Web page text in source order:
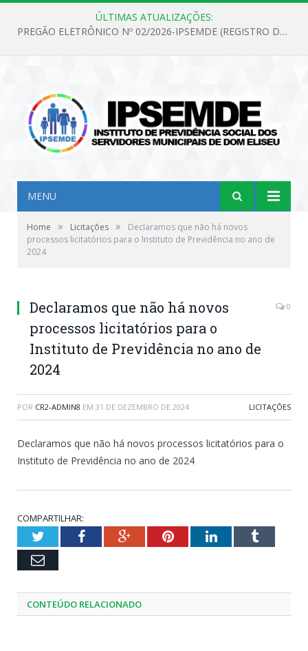
ÚLTIMAS ATUALIZAÇÕES:
PREGÃO ELETRÔNICO Nº 02/2026-IPSEMDE (REGISTRO DE PREÇOS PARA FUTURA E EVENTUAL AQUISIÇÃO DE MATERIAL DE LIMPEZA E GÊNEROS ALIMENTÍCIOS PARA ATENDER AS NECESSIDADES DO INSTITUTO DE PREVIDÊNCIA SOCIAL DOS SERVIDORES MUNICIPAIS DE DOM ELISEU.)
MENU
Home » Licitações »
Declaramos que não há novos
processos licitatórios para o Instituto de Previdência no ano de
2024
Declaramos que não há novos
processos licitatórios para o
Instituto de Previdência no ano de
2024
0
POR CR2-ADMIN8 EM 31 DE DEZEMBRO DE 2024 LICITAÇÕES
Declaramos que não há novos processos licitatórios para o
Instituto de Previdência no ano de 2024
COMPARTILHAR:
TwitterFacebookGoogle+PinterestLinkedInTumblr
Email
CONTEÚDO RELACIONADO